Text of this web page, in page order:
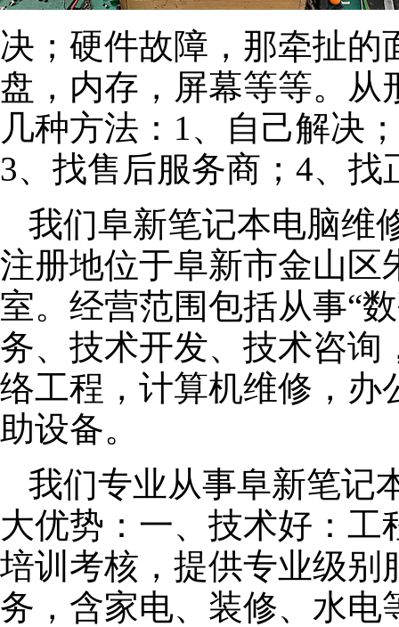
决；硬件故障，那牵扯的
盘，内存，屏幕等等。从
几种方法：1、自己解决
3、找售后服务商；4、找
我们阜新笔记本电脑维
注册地位于阜新市金山区
室。经营范围包括从事“
务、技术开发、技术咨询
络工程，计算机维修，办
助设备。
我们专业从事阜新笔记
大优势：一、技术好：
培训考核，提供专业级别
务，含家电、装修、水电